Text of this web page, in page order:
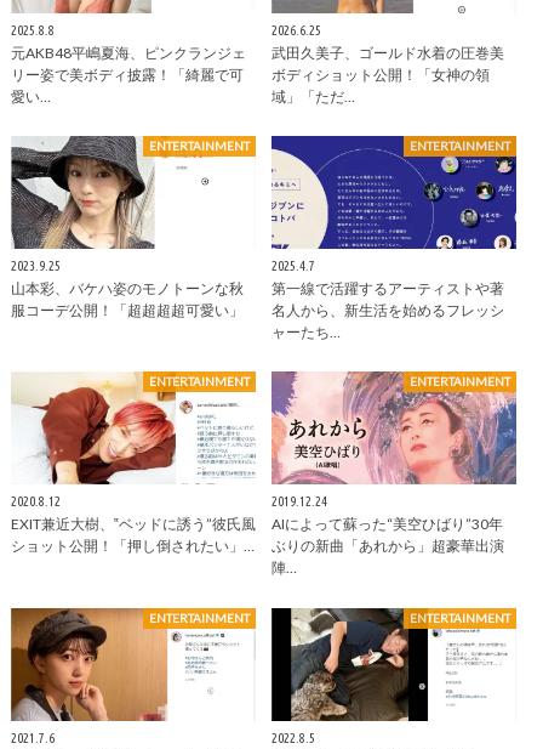
2025.8.8
元AKB48平嶋夏海、ピンクランジェ
リー姿で美ボディ披露！「綺麗で可
愛い…
2026.6.25
武田久美子、ゴールド水着の圧巻美
ボディショット公開！「女神の領
域」「ただ…
ENTERTAINMENT
2023.9.25
山本彩、バケハ姿のモノトーンな秋
服コーデ公開！「超超超超可愛い」
ENTERTAINMENT
2025.4.7
第一線で活躍するアーティストや著
名人から、新生活を始めるフレッシ
ャーたち…
ENTERTAINMENT
2020.8.12
EXIT兼近大樹、‟ベッドに誘う”彼氏風
ショット公開！「押し倒されたい」…
ENTERTAINMENT
2019.12.24
AIによって蘇った“美空ひばり”30年
ぶりの新曲「あれから」超豪華出演
陣…
ENTERTAINMENT
2021.7.6
ENTERTAINMENT
2022.8.5